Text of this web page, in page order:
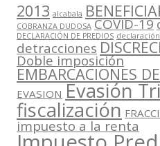
2013 alcabala
COBRANZA DUDOSA COVID-19
DECLARACIÓN DE PREDIOS
detracciones
Doble imposición
EMBARCACIONES
EVASION Evasión
fiscalización
impuesto a la renta